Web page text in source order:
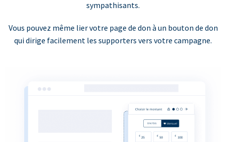
sympathisants.
Vous pouvez même lier votre page de don à un bouton de don
qui dirige facilement les supporters vers votre campagne.